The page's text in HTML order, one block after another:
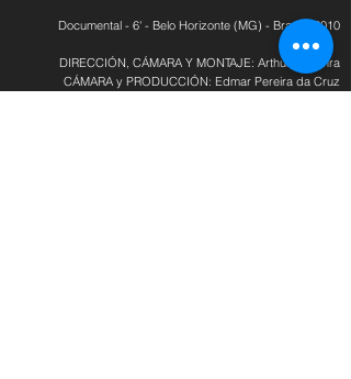
Documental - 6' - Belo Horizonte (MG) - Brasil - 2010
DIRECCIÓN, CÁMARA Y MONTAJE: Arthur B. Senra
CÁMARA y PRODUCCIÓN: Edmar Pereira da Cruz